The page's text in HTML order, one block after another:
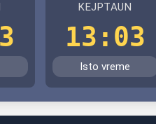
KEJPTAUN
13:03
Isto vreme